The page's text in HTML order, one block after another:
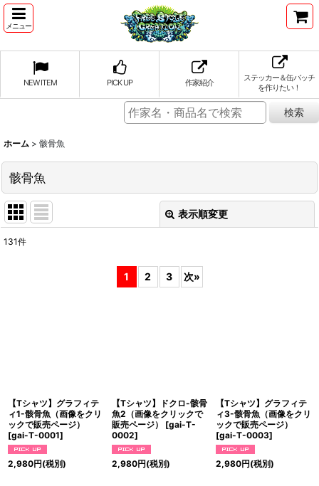
メニュー
NEW ITEM PICK UP 作家紹介
ステッカー＆缶バッチ
を作りたい！
ホーム > 骸骨魚
骸骨魚
表示順変更
131件
1 2 3 次»
【Tシャツ】グラフィテ
ィ1-骸骨魚（画像をクリ
ックで販売ページ）
[gai-T-0001]
2,980円(税別)
【Tシャツ】ドクロ-骸骨
魚2（画像をクリックで
販売ページ）
[gai-T-
0002]
2,980円(税別)
【Tシャツ】グラフィテ
ィ3-骸骨魚（画像をクリ
ックで販売ページ）
[gai-T-0003]
2,980円(税別)